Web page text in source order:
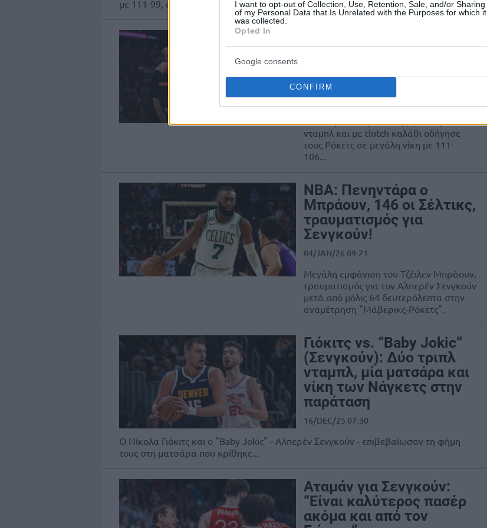
I want to opt-out of Collection, Use, Retention, Sale, and/or Sharing
of my Personal Data that Is Unrelated with the Purposes for which it
was collected.
Opted In
Google consents
CONFIRM
με 111-99, ανατρέποντας διαφορά 16 πόντων!
“καθάρισαν” τους Σπερς
ντέρμπι του Τέξας
21/JAN/26 07:14
Ο Αλπερέν Σενγκούν άγγιξε το τριπλ
νταμπλ και με clutch καλάθι οδήγησε
τους Ρόκετς σε μεγάλη νίκη με 111-
106...
NBA: Πενηντάρα ο
Μπράουν, 146 οι Σέλτικς,
τραυματισμός για
Σενγκούν!
04/JAN/26 09:21
Μεγάλη εμφάνιση του Τζέιλεν Μπράουν,
τραυματισμός για τον Αλπερέν Σενγκούν
μετά από μόλις 64 δευτερόλεπτα στην
αναμέτρηση "Μάβερικς-Ρόκετς".
Γιόκιτς vs. “Baby Jokic”
(Σενγκούν): Δύο τριπλ
νταμπλ, μία ματσάρα και
νίκη των Νάγκετς στην
παράταση
16/DEC/25 07:30
Ο Νίκολα Γιόκιτς και ο "Baby Jokic" - Αλπερέν Σενγκούν - επιβεβαίωσαν τη φήμη
τους στη ματσάρα που κρίθηκε...
Αταμάν για Σενγκούν:
“Είναι καλύτερος πασέρ
ακόμα και από τον